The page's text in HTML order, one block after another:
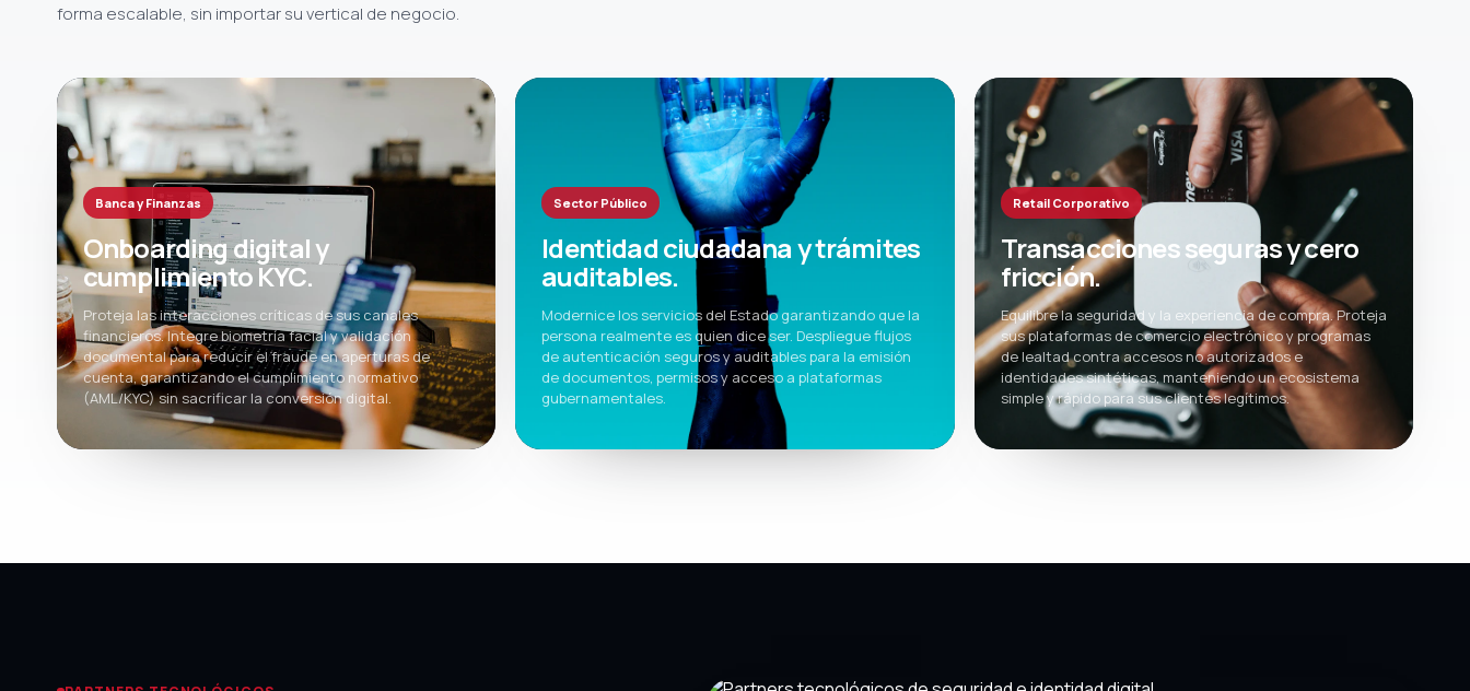
forma escalable, sin importar su vertical de negocio.
Banca y Finanzas
Onboarding digital y
cumplimiento KYC.
Proteja las interacciones críticas de sus canales
financieros. Integre biometría facial y validación
documental para reducir el fraude en aperturas de
cuenta, garantizando el cumplimiento normativo
(AML/KYC) sin sacrificar la conversión digital.
Sector Público
Identidad ciudadana y trámites
auditables.
Modernice los servicios del Estado garantizando que la
persona realmente es quien dice ser. Despliegue flujos
de autenticación seguros y auditables para la emisión
de documentos, permisos y acceso a plataformas
gubernamentales.
Retail Corporativo
Transacciones seguras y cero
fricción.
Equilibre la seguridad y la experiencia de compra. Proteja
sus plataformas de comercio electrónico y programas
de lealtad contra accesos no autorizados e
identidades sintéticas, manteniendo un ecosistema
simple y rápido para sus clientes legítimos.